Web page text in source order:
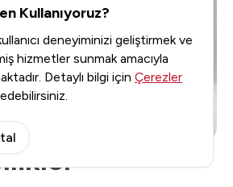
Kullanıyoruz?
deneyiminizi geliştirmek ve
hizmetler sunmak amacıyla
Detaylı bilgi için Çerezler